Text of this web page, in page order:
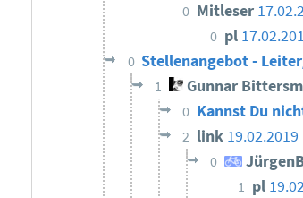
0 Mitleser
0 pl
0 Stellenangebot -
1 Gunnar
0 Kannst Du
2 link 19.02.2019
0
1 pl